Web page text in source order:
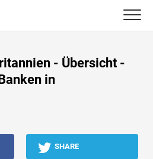
- Übersicht -
in
SHARE